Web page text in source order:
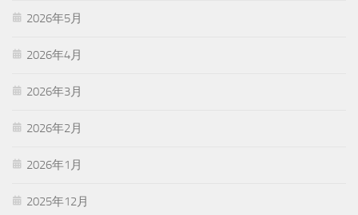
2026年5月
2026年4月
2026年3月
2026年2月
2026年1月
2025年12月